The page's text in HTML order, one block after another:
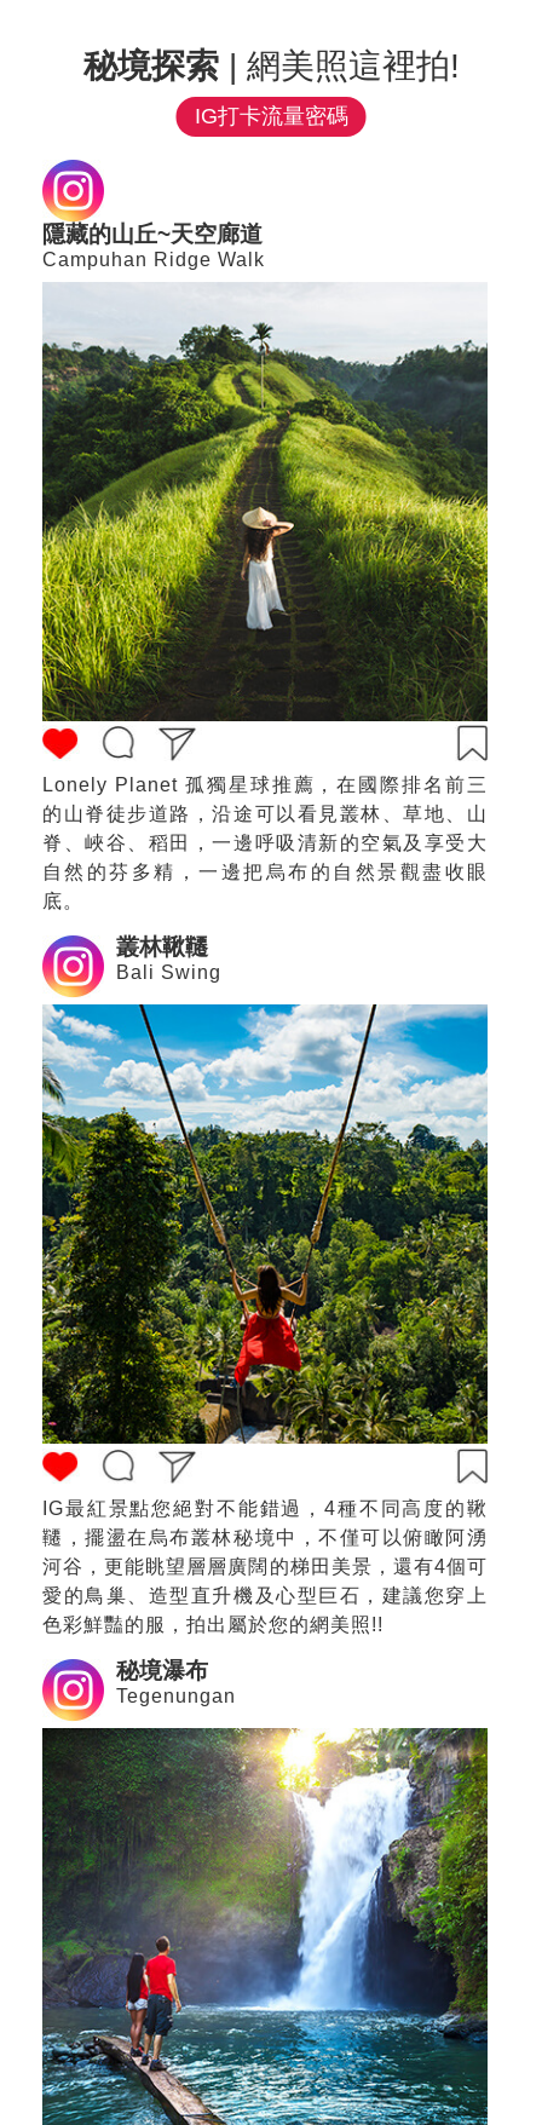
秘境探索| 網美照這裡拍!
IG打卡流量密碼
隱藏的山丘~天空廊道
Campuhan Ridge Walk
Lonely Planet 孤獨星球推薦，在國際排名前三
的山脊徒步道路，沿途可以看見叢林、草地、山
脊、峽谷、稻田，一邊呼吸清新的空氣及享受大
自然的芬多精，一邊把烏布的自然景觀盡收眼
底。
叢林鞦韆
Bali Swing
IG最紅景點您絕對不能錯過，4種不同高度的鞦
韆，擺盪在烏布叢林秘境中，不僅可以俯瞰阿湧
河谷，更能眺望層層廣闊的梯田美景，還有4個可
愛的鳥巢、造型直升機及心型巨石，建議您穿上
色彩鮮豔的服，拍出屬於您的網美照!!
秘境瀑布
Tegenungan